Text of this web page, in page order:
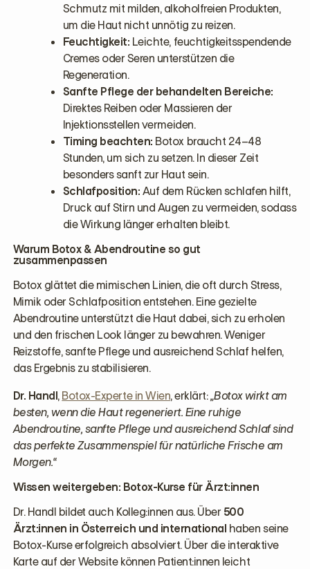
Schmutz mit milden, alkoholfreien Produkten,
um die Haut nicht unnötig zu reizen.
Feuchtigkeit: Leichte, feuchtigkeitsspendende
Cremes oder Seren unterstützen die
Regeneration.
Sanfte Pflege der behandelten Bereiche:
Direktes Reiben oder Massieren der
Injektionsstellen vermeiden.
Timing beachten: Botox braucht 24–48
Stunden, um sich zu setzen. In dieser Zeit
besonders sanft zur Haut sein.
Schlafposition:Auf dem Rücken schlafen hilft,
Druck auf Stirn und Augen zu vermeiden, sodass
die Wirkung länger erhalten bleibt.
Warum Botox & Abendroutine so gut
zusammenpassen
Botox glättet die mimischen Linien, die oft durch Stress,
Mimik oder Schlafposition entstehen. Eine gezielte
Abendroutine unterstützt die Haut dabei, sich zu erholen
und den frischen Look länger zu bewahren. Weniger
Reizstoffe, sanfte Pflege und ausreichend Schlaf helfen,
das Ergebnis zu stabilisieren.
Dr. Handl,Botox-Experte in Wien, erklärt:„Botox wirkt am
besten, wenn die Haut regeneriert. Eine ruhige
Abendroutine, sanfte Pflege und ausreichend Schlaf sind
das perfekte Zusammenspiel für natürliche Frische am
Morgen.“
Wissen weitergeben: Botox-Kurse für Ärzt:innen
Dr. Handl bildet auch Kolleg:innen aus. Über500
Ärzt:innen in Österreich und international haben seine
Botox-Kurse erfolgreich absolviert. Über die interaktive
Karte auf der Website können Patient:innen leicht